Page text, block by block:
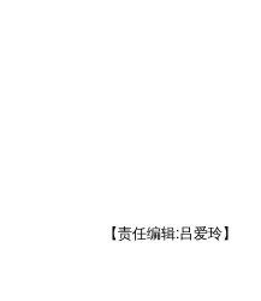
【责任编辑:吕爱玲】